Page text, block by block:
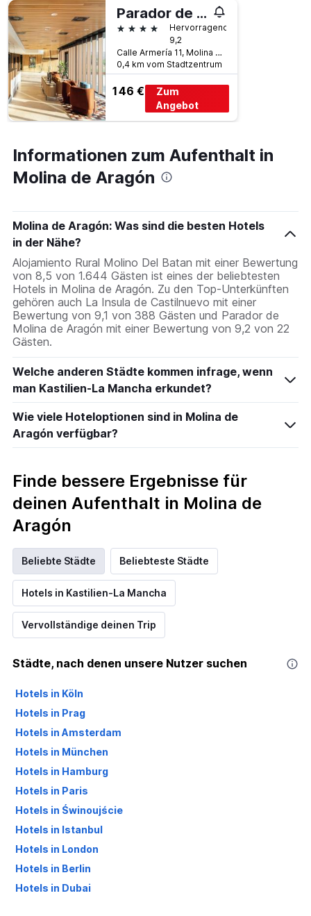
Parador de Molina de Aragón
4 Sterne
Hervorragend
9,2
Calle Armería 11, Molina de Aragón, Provinz Guadalajara, Spanien
0,4 km vom Stadtzentrum
146 €
Zum
Angebot
Informationen zum Aufenthalt in
Molina de Aragón
Molina de Aragón: Was sind die besten Hotels
in der Nähe?
Alojamiento Rural Molino Del Batan mit einer Bewertung
von 8,5 von 1.644 Gästen ist eines der beliebtesten
Hotels in Molina de Aragón. Zu den Top-Unterkünften
gehören auch La Insula de Castilnuevo mit einer
Bewertung von 9,1 von 388 Gästen und Parador de
Molina de Aragón mit einer Bewertung von 9,2 von 22
Gästen.
Welche anderen Städte kommen infrage, wenn
man Kastilien-La Mancha erkundet?
Wie viele Hoteloptionen sind in Molina de
Aragón verfügbar?
Finde bessere Ergebnisse für
deinen Aufenthalt in Molina de
Aragón
Beliebte Städte Beliebteste Städte
Hotels in Kastilien-La Mancha
Vervollständige deinen Trip
Städte, nach denen unsere Nutzer suchen
Hotels in Köln
Hotels in Prag
Hotels in Amsterdam
Hotels in München
Hotels in Hamburg
Hotels in Paris
Hotels in Świnoujście
Hotels in Istanbul
Hotels in London
Hotels in Berlin
Hotels in Dubai